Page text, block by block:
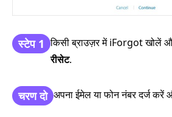
स्टेप 1 किसी ब्राउज़र में iForgot खोलें
रीसेट.
चरण दो अपना ईमेल या फोन नंबर दर्ज